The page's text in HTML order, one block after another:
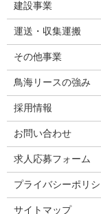
建設事業
運送・収集運搬
その他事業
鳥海リースの強み
採用情報
お問い合わせ
求人応募フォーム
プライバシーポリ
サイトマップ